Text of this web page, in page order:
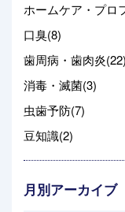
ホームケア・プロ
口臭(8)
歯周病・歯肉炎(22)
消毒・滅菌(3)
虫歯予防(7)
豆知識(2)
月別アーカイブ